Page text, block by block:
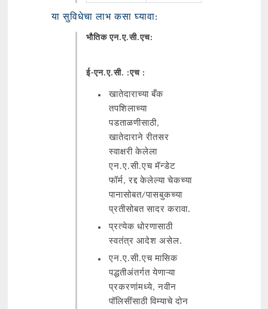
या सुविधेचा लाभ कसा घ्यावा:
भौतिक एन.ए.सी.एच:
ई-एन.ए.सी. :एच :
खातेदाराच्या बँक
तपशिलाच्या
पडताळणीसाठी,
खातेदाराने रीतसर
स्वाक्षरी केलेला
एन.ए.सी.एच मॅन्डेट
फॉर्म, रद्द केलेल्या चेकच्या
पानासोबत/पासबुकच्या
प्रतीसोबत सादर करावा.
प्रत्येक धोरणासाठी
स्वतंत्र आदेश असेल.
एन.ए.सी.एच मासिक
पद्धतीअंतर्गत येणाऱ्या
प्रकरणांमध्ये, नवीन
पॉलिसींसाठी विम्याचे दोन